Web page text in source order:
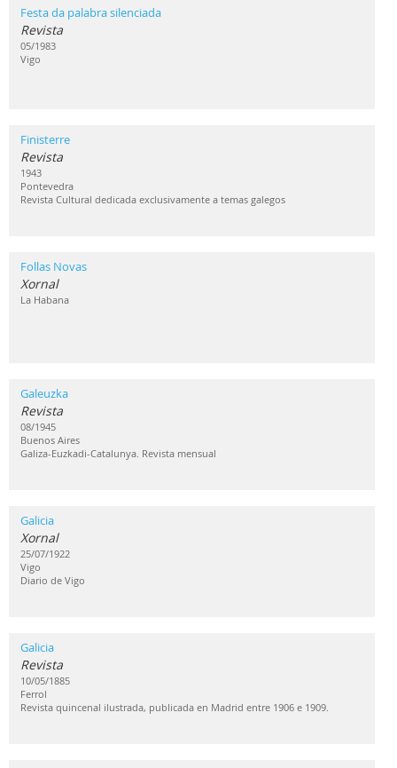
Festa da palabra silenciada
Revista
05/1983
Vigo
Finisterre
Revista
1943
Pontevedra
Revista Cultural dedicada exclusivamente a temas galegos
Follas Novas
Xornal
La Habana
Galeuzka
Revista
08/1945
Buenos Aires
Galiza-Euzkadi-Catalunya. Revista mensual
Galicia
Xornal
25/07/1922
Vigo
Diario de Vigo
Galicia
Revista
10/05/1885
Ferrol
Revista quincenal ilustrada, publicada en Madrid entre 1906 e 1909.